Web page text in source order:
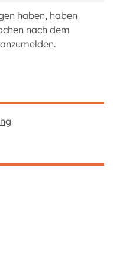
haben, haben
nach dem